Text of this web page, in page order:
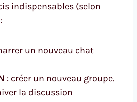
indispensables (selon
un nouveau chat
: créer un nouveau groupe.
la discussion